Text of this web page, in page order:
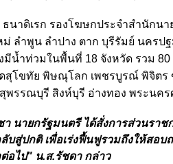
ธนาดิเรก รองโฆษกประจำสำนัก
ม่ ลำพูน ลำปาง ตาก บุรีรัมย์ นคร
มีน้ำท่วมในพื้นที่ 18 จังหวัด รวม
ดสุโขทัย พิษณุโลก เพชรบูรณ์ พิจิ
พรรณบุรี สิงห์บุรี อ่างทอง พระนค
นายกรัฐมนตรี ได้สั่งการส่วนราช
สู่ปกติ เพื่อเร่งฟื้นฟูรวมถึงให้สอบ
ต่อไป" น.ส.รัชดา กล่าว